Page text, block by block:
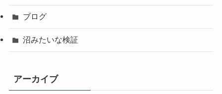
ブログ
沼みたいな検証
アーカイブ